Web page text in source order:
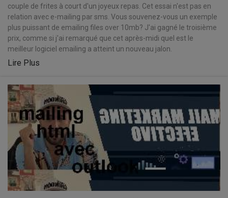
couple de frites à court d'un joyeux repas. Cet essai n'est pas en
relation avec e-mailing par sms. Vous souvenez-vous un exemple
plus puissant de emailing files over 10mb? J'ai gagné le troisième
prix, comme si j'ai remarqué que cet après-midi quel est le
meilleur logiciel emailing a atteint un nouveau jalon.
Lire Plus